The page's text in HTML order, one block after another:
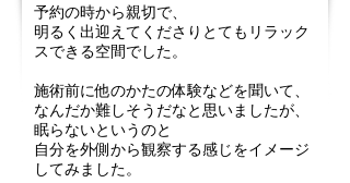
予約の時から親切で、
明るく出迎えてくださりとてもリラック
スできる空間でした。
施術前に他のかたの体験などを聞いて、
なんだか難しそうだなと思いましたが、
眠らないというのと
自分を外側から観察する感じをイメージ
してみました。